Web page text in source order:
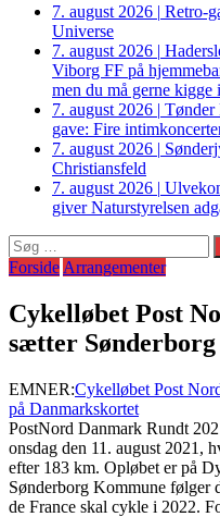
7. august 2026 | Retro-
Universe
7. august 2026 |
Viborg FF på
men du må gerne
7. august 2026 | Tønder
gave: Fire
7. august 2026 |
Christiansfeld
7. august 2026 |
giver Naturstyrelsen
Søg
efter:
Forside Arrangementer
Cykelløbet Post
sætter
EMNER:Cykelløbet Post
på Danmarkskortet
PostNord Danmark Rundt
onsdag den 11. august 2021,
efter 183 km. Opløbet er på
Sønderborg Kommune følger
de France skal cykle i 2022.